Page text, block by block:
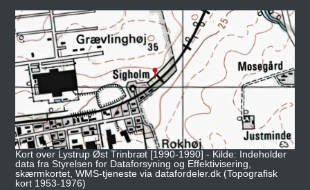
Kort over Lystrup Øst Trinbræt [1990-1990] - Kilde: Indeholder
data fra Styrelsen for Dataforsyning og Effektivisering,
skærmkortet, WMS-tjeneste via datafordeler.dk (Topografisk
kort 1953-1976)